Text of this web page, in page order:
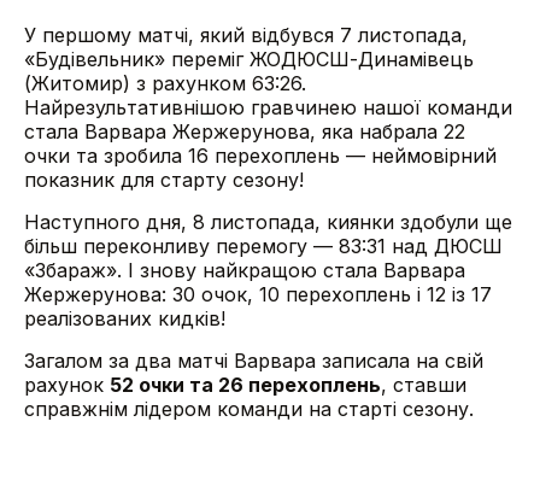
У першому матчі, який відбувся 7 листопада,
«Будівельник» переміг ЖОДЮСШ-Динамівець
(Житомир) з рахунком 63:26.
Найрезультативнішою гравчинею нашої команди
стала Варвара Жержерунова, яка набрала 22
очки та зробила 16 перехоплень — неймовірний
показник для старту сезону!
Наступного дня, 8 листопада, киянки здобули ще
більш переконливу перемогу — 83:31 над ДЮСШ
«Збараж». І знову найкращою стала Варвара
Жержерунова: 30 очок, 10 перехоплень і 12 із 17
реалізованих кидків!
Загалом за два матчі Варвара записала на свій
рахунок 52 очки та 26 перехоплень, ставши
справжнім лідером команди на старті сезону.